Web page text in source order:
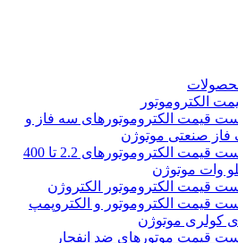
الکتروموتور
قیمت الکتروموتورهای سه فاز و
فاز صنعتی موتوژن
لیست قیمت الکتروموتورهای 2.2 تا 400
وات موتوژن
قیمت الکتروموتور الکتروژن
قیمت الکتروموتور و الکتروپمپ
کولری موتوژن
قیمت موتورهای ضد انفجار